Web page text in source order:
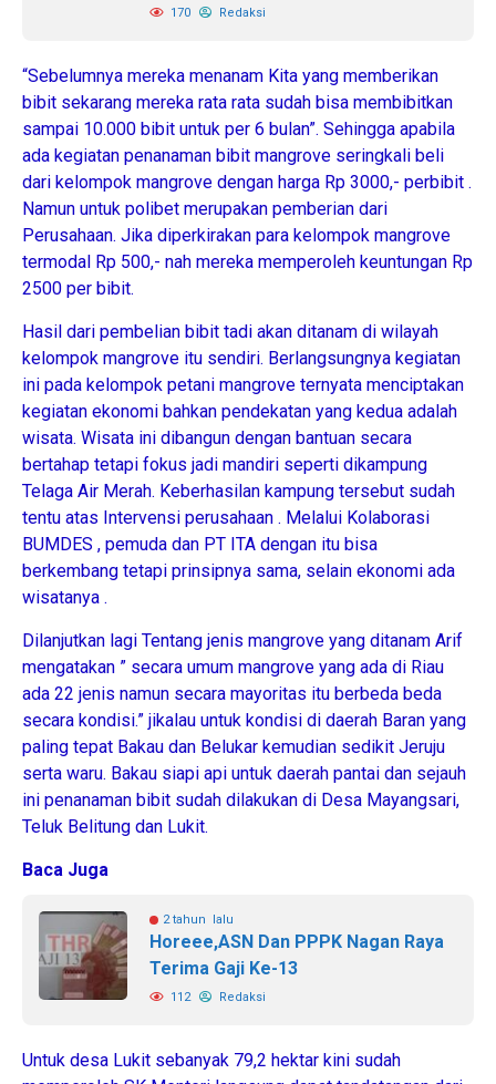
170 Redaksi
“Sebelumnya mereka menanam Kita yang memberikan
bibit sekarang mereka rata rata sudah bisa membibitkan
sampai 10.000 bibit untuk per 6 bulan”. Sehingga apabila
ada kegiatan penanaman bibit mangrove seringkali beli
dari kelompok mangrove dengan harga Rp 3000,- perbibit .
Namun untuk polibet merupakan pemberian dari
Perusahaan. Jika diperkirakan para kelompok mangrove
termodal Rp 500,- nah mereka memperoleh keuntungan Rp
2500 per bibit.
Hasil dari pembelian bibit tadi akan ditanam di wilayah
kelompok mangrove itu sendiri. Berlangsungnya kegiatan
ini pada kelompok petani mangrove ternyata menciptakan
kegiatan ekonomi bahkan pendekatan yang kedua adalah
wisata. Wisata ini dibangun dengan bantuan secara
bertahap tetapi fokus jadi mandiri seperti dikampung
Telaga Air Merah. Keberhasilan kampung tersebut sudah
tentu atas Intervensi perusahaan . Melalui Kolaborasi
BUMDES , pemuda dan PT ITA dengan itu bisa
berkembang tetapi prinsipnya sama, selain ekonomi ada
wisatanya .
Dilanjutkan lagi Tentang jenis mangrove yang ditanam Arif
mengatakan ” secara umum mangrove yang ada di Riau
ada 22 jenis namun secara mayoritas itu berbeda beda
secara kondisi.” jikalau untuk kondisi di daerah Baran yang
paling tepat Bakau dan Belukar kemudian sedikit Jeruju
serta waru. Bakau siapi api untuk daerah pantai dan sejauh
ini penanaman bibit sudah dilakukan di Desa Mayangsari,
Teluk Belitung dan Lukit.
Baca Juga
2 tahun lalu
Horeee,ASN Dan PPPK Nagan Raya
Terima Gaji Ke-13
112 Redaksi
Untuk desa Lukit sebanyak 79,2 hektar kini sudah